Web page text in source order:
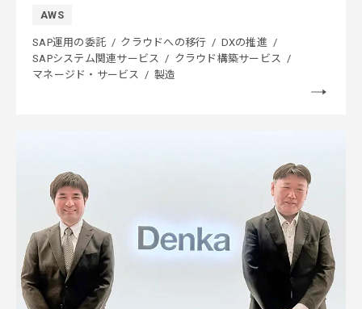
AWS
SAP運用の委託 クラウドへの移行
DXの推進
SAPシステム関連サービス
クラウド構築サービス
マネージド・サービス
製造